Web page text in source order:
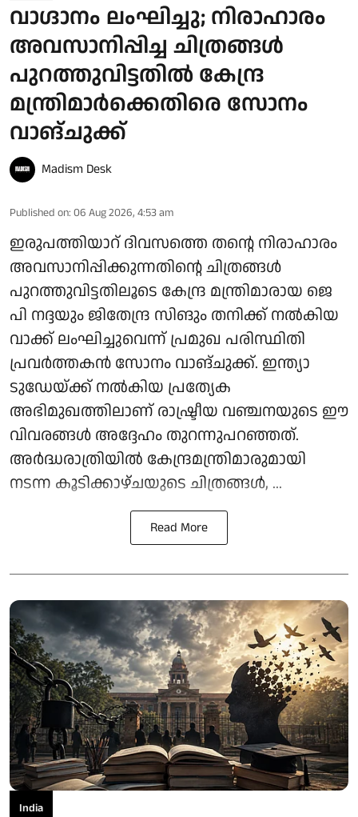
വാഗ്ദാനം ലംഘിച്ചു; നിരാഹാരം
അവസാനിപ്പിച്ച ചിത്രങ്ങൾ
പുറത്തുവിട്ടതിൽ കേന്ദ്ര
മന്ത്രിമാർക്കെതിരെ സോനം
വാങ്ചുക്ക്
Madism Desk
Published on: 06 Aug 2026, 4:53 am
ഇരുപത്തിയാറ് ദിവസത്തെ തന്റെ നിരാഹാരം
അവസാനിപ്പിക്കുന്നതിന്റെ ചിത്രങ്ങൾ
പുറത്തുവിട്ടതിലൂടെ കേന്ദ്ര മന്ത്രിമാരായ ജെ
പി നദ്ദയും ജിതേന്ദ്ര സിങും തനിക്ക് നൽകിയ
വാക്ക് ലംഘിച്ചുവെന്ന് പ്രമുഖ പരിസ്ഥിതി
പ്രവർത്തകൻ സോനം വാങ്ചുക്ക്. ഇന്ത്യാ
ടുഡേയ്ക്ക് നൽകിയ പ്രത്യേക
അഭിമുഖത്തിലാണ് രാഷ്ട്രീയ വഞ്ചനയുടെ ഈ
വിവരങ്ങൾ അദ്ദേഹം തുറന്നുപറഞ്ഞത്.
അർദ്ധരാത്രിയിൽ കേന്ദ്രമന്ത്രിമാരുമായി
നടന്ന കൂടിക്കാഴ്ചയുടെ ചിത്രങ്ങൾ, ...
Read More
India